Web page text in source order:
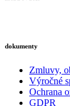
dokumenty
Zmluvy,
Výročné
Ochrana
GDPR